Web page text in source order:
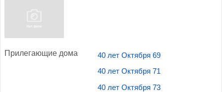
При­лега­ющие до­ма 40 лет Октября 69
40 лет Октября 71
40 лет Октября 73